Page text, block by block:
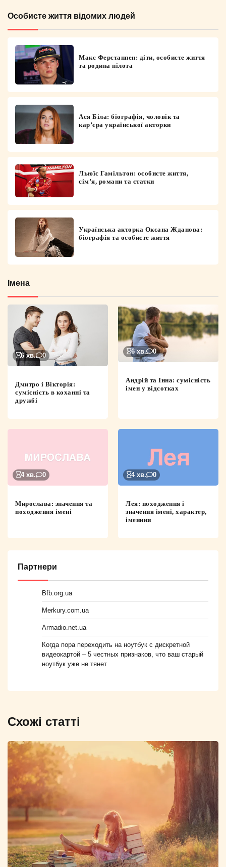
Особисте життя відомих людей
Макс Ферстаппен: діти, особисте життя
та родина пілота
Ася Біла: біографія, чоловік та
кар’єра української акторки
Льюїс Гамільтон: особисте життя,
сім’я, романи та статки
Українська акторка Оксана Жданова:
біографія та особисте життя
Імена
6 хв. 0
Дмитро і Вікторія:
сумісність в коханні та
дружбі
6 хв. 0
Андрій та Інна: сумісність
імен у відсотках
4 хв. 0
Мирослава: значення та
походження імені
4 хв. 0
Лея: походження і
значення імені, характер,
іменини
Партнери
Bfb.org.ua
Merkury.com.ua
Armadio.net.ua
Когда пора переходить на ноутбук с дискретной
видеокартой – 5 честных признаков, что ваш старый
ноутбук уже не тянет
Схожі статті